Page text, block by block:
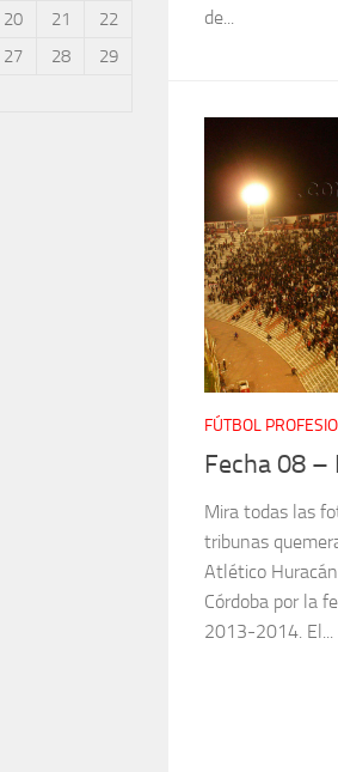
de...
FÚTBOL
Fecha 08
Mira todas las
tribunas
Atlético
Córdoba por la
2013-2014. El...
20 21
22
27 28
29